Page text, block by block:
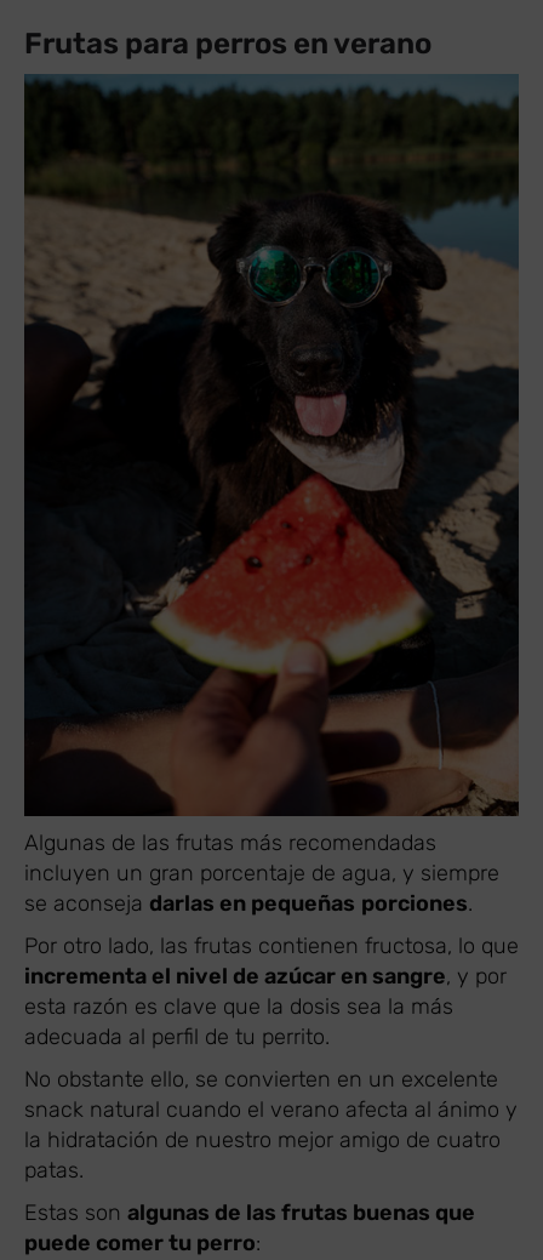
Frutas para perros en verano
Algunas de las frutas más recomendadas
incluyen un gran porcentaje de agua, y siempre
se aconseja darlas en pequeñas porciones.
Por otro lado, las frutas contienen fructosa, lo que
incrementa el nivel de azúcar en sangre, y por
esta razón es clave que la dosis sea la más
adecuada al perfil de tu perrito.
No obstante ello, se convierten en un excelente
snack natural cuando el verano afecta al ánimo y
la hidratación de nuestro mejor amigo de cuatro
patas.
Estas son algunas de las frutas buenas que
puede comer tu perro: